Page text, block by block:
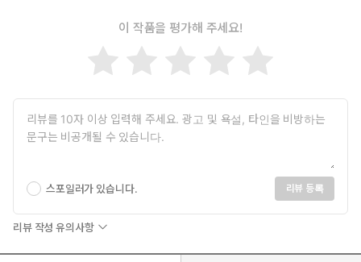
이 작품을 평가해 주세요!
스포일러가 있습니다. 리뷰 등록
리뷰 작성 유의사항